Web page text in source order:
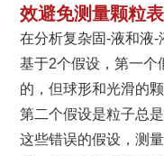
效避免测量颗粒
在分析复杂固-液和液
基于2个假设，第一个
的，但球形和光滑的
第二个假设是粒子总
这些错误的假设，测